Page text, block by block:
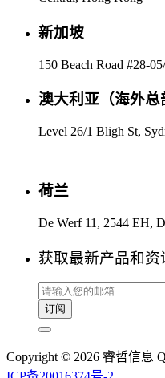
新加坡
150 Beach Road #28-
澳大利亚（海外总
Level 26/1 Bligh St,
荷兰
De Werf 11, 2544 EH,
获取最新产品和资
Copyright © 2026 睿哲信息